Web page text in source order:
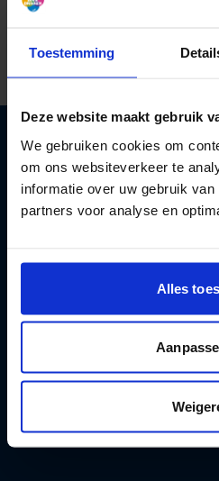
Toestemming
Deze website maakt gebruik
We gebruiken cookies om
om ons websiteverkeer te
informatie over uw gebruik
partners voor analyse en
Alles
Aan de slag met een
met minder alcohol
Test en apps
Hulp en advies